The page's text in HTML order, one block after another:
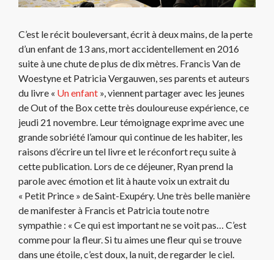
C’est le récit bouleversant, écrit à deux mains, de la perte
d’un enfant de 13 ans, mort accidentellement en 2016
suite à une chute de plus de dix mètres. Francis Van de
Woestyne et Patricia Vergauwen, ses parents et auteurs
du livre « Un enfant », viennent partager avec les jeunes
de Out of the Box cette très douloureuse expérience, ce
jeudi 21 novembre. Leur témoignage exprime avec une
grande sobriété l’amour qui continue de les habiter, les
raisons d’écrire un tel livre et le réconfort reçu suite à
cette publication. Lors de ce déjeuner, Ryan prend la
parole avec émotion et lit à haute voix un extrait du
« Petit Prince » de Saint-Exupéry. Une très belle manière
de manifester à Francis et Patricia toute notre
sympathie : « Ce qui est important ne se voit pas… C’est
comme pour la fleur. Si tu aimes une fleur qui se trouve
dans une étoile, c’est doux, la nuit, de regarder le ciel.